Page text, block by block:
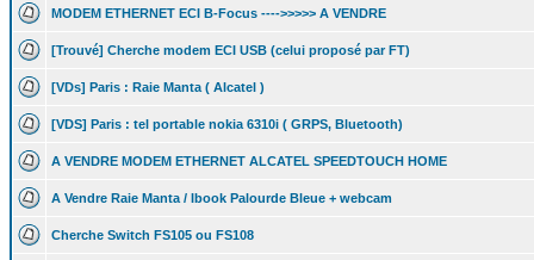
MODEM ETHERNET ECI B-Focus ---->>>>> A VENDRE
[Trouvé] Cherche modem ECI USB (celui proposé par FT)
[VDs] Paris : Raie Manta ( Alcatel )
[VDS] Paris : tel portable nokia 6310i ( GRPS, Bluetooth)
A VENDRE MODEM ETHERNET ALCATEL SPEEDTOUCH HOME
A Vendre Raie Manta / Ibook Palourde Bleue + webcam
Cherche Switch FS105 ou FS108